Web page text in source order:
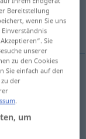
Bereitstellung
wenn Sie uns
Sie
unserer
zu den Cookies
Sie einfach auf den
der
.
um